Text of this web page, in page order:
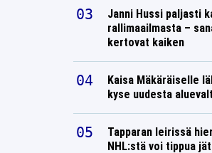
Janni Hussi paljasti
rallimaailmasta –
kertovat kaiken
Kaisa Mäkäräiselle
kyse uudesta
Tapparan leirissä
NHL:stä voi tippua